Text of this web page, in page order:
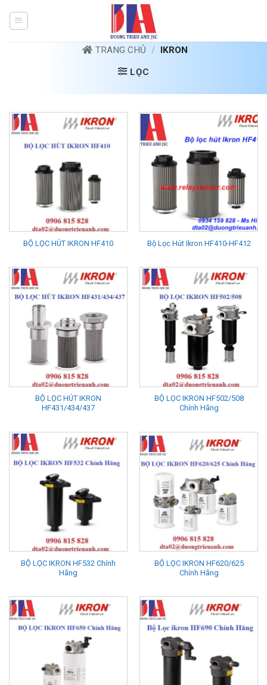
TRANG CHỦ / IKRON
LỌC
BỘ LỌC HÚT IKRON HF410 Bộ Lọc Hút Ikron HF410-HF412
BỘ LỌC HÚT IKRON
HF431/434/437
BỘ LỌC IKRON HF502/508
Chính Hãng
BỘ LỌC IKRON HF532 Chính
Hãng
BỘ LỌC IKRON HF620/625
Chính Hãng